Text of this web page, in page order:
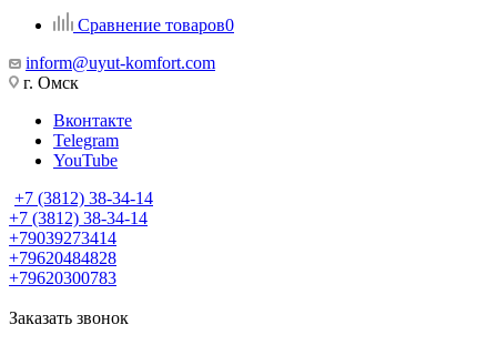
Сравнение товаров0
inform@uyut-komfort.com
г. Омск
Вконтакте
Telegram
YouTube
+7 (3812) 38-34-14
+7 (3812) 38-34-14
+79039273414
+79620484828
+79620300783
Заказать звонок